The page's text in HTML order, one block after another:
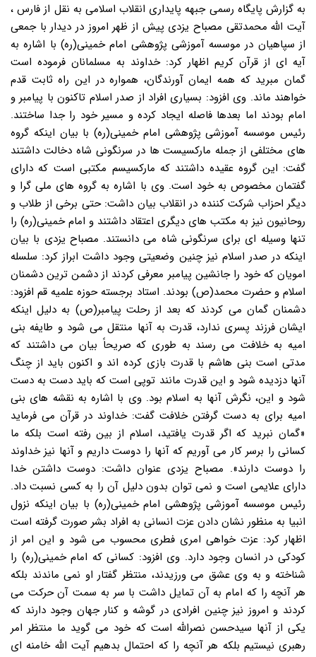
به گزارش پایگاه رسمی جبهه پایداری انقلاب اسلامی به نقل از فارس ،
آیت الله محمدتقی مصباح یزدی پیش از ظهر امروز در دیدار با جمعی
از سپاهیان در موسسه آموزشی پژوهشی امام خمینی(ره) با اشاره به
آیه ای از قرآن کریم اظهار کرد: خداوند به مسلمانان فرموده است
گمان مبرید که همه ایمان آورندگان، همواره در این راه ثابت قدم
خواهند ماند. وی افزود: بسیاری افراد از صدر اسلام تاکنون با پیامبر و
امام بودند اما بعدها فاصله ایجاد کرده و مسیر خود را جدا ساختند.
رئیس موسسه آموزشی پژوهشی امام خمینی(ره) با بیان اینکه گروه
های مختلفی از جمله مارکسیست ها در سرنگونی شاه دخالت داشتند
گفت: این گروه عقیده داشتند که مارکسیسم مکتبی است که دارای
گفتمان مخصوص به خود است. وی با اشاره به گروه های ملی گرا و
دیگر احزاب شرکت کننده در انقلاب بیان داشت: حتی برخی از طلاب و
روحانیون نیز به مکتب های دیگری اعتقاد داشتند و امام خمینی(ره) را
تنها وسیله ای برای سرنگونی شاه می دانستند. مصباح یزدی با بیان
اینکه در صدر اسلام نیز چنین وضعیتی وجود داشت ابراز کرد: سلسله
امویان که خود را جانشین پیامبر معرفی کردند از دشمن ترین دشمنان
اسلام و حضرت محمد(ص) بودند. استاد برجسته حوزه علمیه قم افزود:
دشمنان گمان می کردند که بعد از رحلت پیامبر(ص) به دلیل اینکه
ایشان فرزند پسری ندارد، قدرت به آنها منتقل می شود و طایفه بنی
امیه به خلافت می رسند به طوری که صریحاً بیان می داشتند که
مدتی است بنی هاشم با قدرت بازی کرده اند و اکنون باید از چنگ
آنها دزدیده شود و این قدرت مانند توپی است که باید دست به دست
شود و این، نگرش آنها به اسلام بود. وی با اشاره به نقشه های بنی
امیه برای به دست گرفتن خلافت گفت: خداوند در قرآن می فرماید
«گمان نبرید که اگر قدرت یافتید، اسلام از بین رفته است بلکه ما
کسانی را برسر کار می آوریم که آنها را دوست داریم و آنها نیز خداوند
را دوست دارند». مصباح یزدی عنوان داشت: دوست داشتن خدا
دارای علایمی است و نمی توان بدون دلیل آن را به کسی نسبت داد.
رئیس موسسه آموزشی پژوهشی امام خمینی(ره) با بیان اینکه نزول
انبیا به منظور نشان دادن عزت انسانی به افراد بشر صورت گرفته است
اظهار کرد: عزت خواهی امری فطری محسوب می شود و این امر از
کودکی در انسان وجود دارد. وی افزود: کسانی که امام خمینی(ره) را
شناخته و به وی عشق می ورزیدند، منتظر گفتار او نمی ماندند بلکه
هر آنچه را که امام به آن تمایل داشت با سر به سمت آن حرکت می
کردند و امروز نیز چنین افرادی در گوشه و کنار جهان وجود دارند که
یکی از آنها سیدحسن نصرالله است که خود می گوید ما منتظر امر
رهبری نیستیم بلکه هر آنچه را که احتمال بدهیم آیت الله خامنه ای